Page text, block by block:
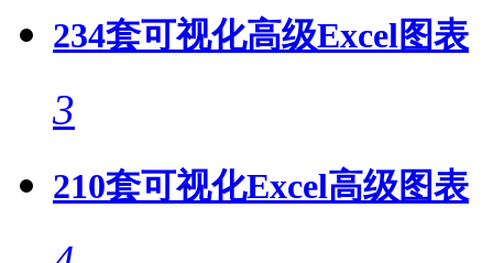
234套可视化高级Excel图表
3
210套可视化Excel高级图表